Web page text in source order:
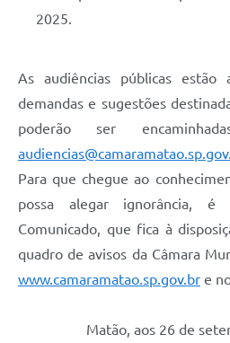
2025.
As audiências públicas estão
demandas e sugestões
poderão ser
Para que chegue ao
possa alegar ignorância, é
Comunicado, que fica à
quadro de avisos da Câmara
www.camaramatao.sp.gov.br e
Matão, aos 26 de